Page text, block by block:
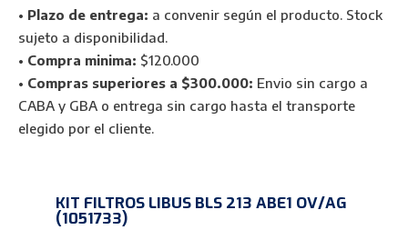
BLS
213
ABE1
OV/AG
para
Gases
• Plazo de entrega: a convenir según el producto. Stock
sujeto a disponibilidad.
• Compra minima: $120.000
• Compras superiores a $300.000: Envio sin cargo a
CABA y GBA o entrega sin cargo hasta el transporte
elegido por el cliente.
KIT FILTROS LIBUS BLS 213 ABE1 OV/AG
(1051733)